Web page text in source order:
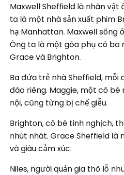
Maxwell Sheffield là nhân vật
ta là một nhà sản xuất phim
hạ Manhattan. Maxwell sống
Ông ta là một góa phụ có ba
Grace và Brighton.
Ba đứa trẻ nhà Sheffield, mỗi
đáo riêng. Maggie, một cô
nội, cũng từng bị chế giễu.
Brighton, cô bé tinh nghịch,
nhút nhát. Grace Sheffield là
và giàu cảm xúc.
Niles, người quản gia thô lỗ